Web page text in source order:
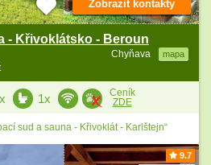
- Křivoklátsko - Beroun
Chyňava mapa
Zobrazit kontakty
1x
Ceník
ZDE
sud a sauna - Křivoklát - Karlštejn“
9.7